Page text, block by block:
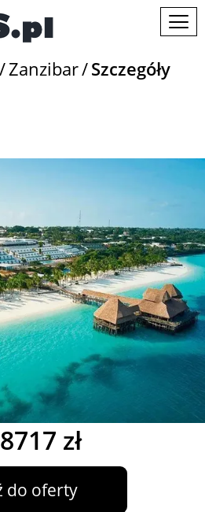
Zanzibar Szczegóły
8717 zł
do oferty